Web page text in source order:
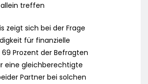
treffen
zeigt sich bei der Frage
für finanzielle
Prozent der Befragten
eine gleichberechtigte
Partner bei solchen